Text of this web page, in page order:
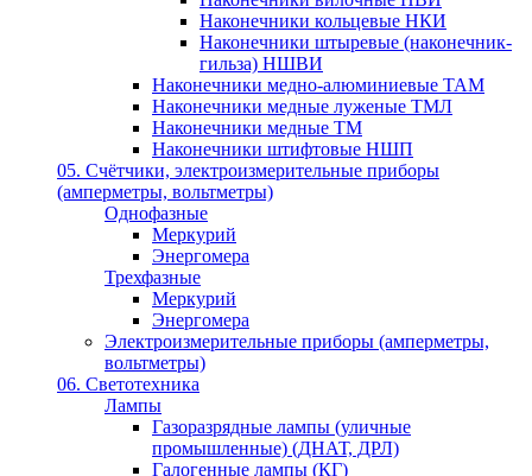
Наконечники кольцевые НКИ
Наконечники штыревые (наконечник-
гильза) НШВИ
Наконечники медно-алюминиевые ТАМ
Наконечники медные луженые ТМЛ
Наконечники медные ТМ
Наконечники штифтовые НШП
05. Счётчики, электроизмерительные приборы
(амперметры, вольтметры)
Однофазные
Меркурий
Энергомера
Трехфазные
Меркурий
Энергомера
Электроизмерительные приборы (амперметры,
вольтметры)
06. Светотехника
Лампы
Газоразрядные лампы (уличные
промышленные) (ДНАТ, ДРЛ)
Галогенные лампы (КГ)